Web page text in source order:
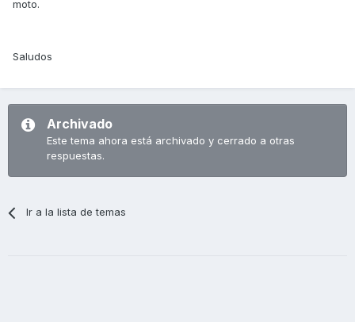
moto.
Saludos
Archivado
Este tema ahora está archivado y cerrado a otras
respuestas.
Ir a la lista de temas